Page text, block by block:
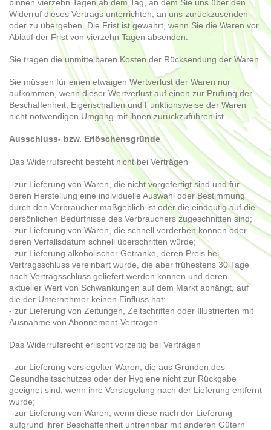
binnen vierzehn Tagen ab dem Tag, an dem Sie uns über den
Widerruf dieses Vertrags unterrichten, an uns zurückzusenden
oder zu übergeben. Die Frist ist gewahrt, wenn Sie die Waren vor
Ablauf der Frist vonvierzehn Tagen absenden.
Sie tragen die unmittelbaren Kosten der Rücksendung der Waren.
Sie müssen für einen etwaigen Wertverlust der Waren nur
aufkommen, wenn dieser Wertverlust auf einen zur Prüfung der
Beschaffenheit, Eigenschaften und Funktionsweise der Waren
nicht notwendigen Umgang mit ihnen zurückzuführen ist.
Ausschluss- bzw. Erlöschensgründe
Das Widerrufsrecht besteht nicht bei Verträgen
- zur Lieferung von Waren, die nicht vorgefertigt sind und für
deren Herstellung eine individuelle Auswahl oder Bestimmung
durch den Verbraucher maßgeblich ist oder die eindeutig auf die
persönlichen Bedürfnisse des Verbrauchers zugeschnitten sind;
- zur Lieferung von Waren, die schnell verderben können oder
deren Verfallsdatum schnell überschritten würde;
- zur Lieferung alkoholischer Getränke, deren Preis bei
Vertragsschluss vereinbart wurde, die aber frühestens 30 Tage
nach Vertragsschluss geliefert werden können und deren
aktueller Wert von Schwankungen auf dem Markt abhängt, auf
die der Unternehmer keinen Einfluss hat;
- zur Lieferung von Zeitungen, Zeitschriften oder Illustrierten mit
Ausnahme von Abonnement-Verträgen.
Das Widerrufsrecht erlischt vorzeitig bei Verträgen
- zur Lieferung versiegelter Waren, die aus Gründen des
Gesundheitsschutzes oder der Hygiene nicht zur Rückgabe
geeignet sind, wenn ihre Versiegelung nach der Lieferung entfernt
wurde;
- zur Lieferung von Waren, wenn diese nach der Lieferung
aufgrund ihrer Beschaffenheit untrennbar mit anderen Gütern